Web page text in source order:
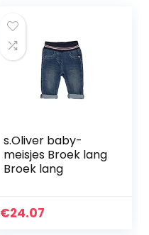
s.Oliver baby-
meisjes Broek lang
Broek lang
€24.07